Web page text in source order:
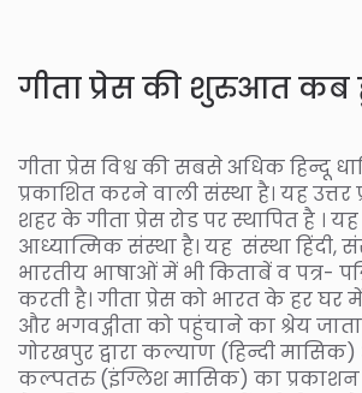
गीता प्रेस की शुरुआत कब
गीता प्रेस विश्व की सबसे अधिक हिन्दू
प्रकाशित करने वाली संस्था है। यह
शहर के गीता प्रेस रोड पर स्थापित है ।
आध्यात्मिक संस्था है। यह संस्था
भारतीय भाषाओं में भी किताबें व पत्र-
करती है। गीता प्रेस को भारत के हर घर
और भगवद्गीता को पहुंचाने का श्रेय जाता
गोरखपुर द्वारा कल्याण (हिन्दी
कल्पतरु (इंग्लिश मासिक) का प्रकाशन